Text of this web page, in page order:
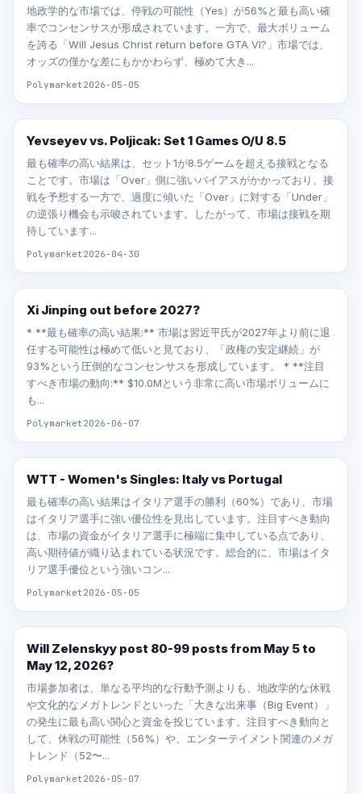
地政学的な市場では、停戦の可能性（Yes）が56%と最も高い確
率でコンセンサスが形成されています。一方で、最大ボリューム
を誇る「Will Jesus Christ return before GTA VI?」市場では、
オッズの僅かな差にもかかわらず、極めて大き...
Polymarket2026-05-05
Yevseyev vs. Poljicak: Set 1 Games O/U 8.5
最も確率の高い結果は、セット1が8.5ゲームを超える接戦となる
ことです。市場は「Over」側に強いバイアスがかかっており、接
戦を予想する一方で、過度に傾いた「Over」に対する「Under」
の逆張り機会も示唆されています。したがって、市場は接戦を期
待しています...
Polymarket2026-04-30
Xi Jinping out before 2027?
* **最も確率の高い結果:** 市場は習近平氏が2027年より前に退
任する可能性は極めて低いと見ており、「政権の安定継続」が
93%という圧倒的なコンセンサスを形成しています。 * **注目
すべき市場の動向:** $10.0Mという非常に高い市場ボリュームに
も...
Polymarket2026-06-07
WTT - Women's Singles: Italy vs Portugal
最も確率の高い結果はイタリア選手の勝利（60%）であり、市場
はイタリア選手に強い優位性を見出しています。注目すべき動向
は、市場の資金がイタリア選手に極端に集中している点であり、
高い期待値が織り込まれている状況です。総合的に、市場はイタ
リア選手優位という強いコン...
Polymarket2026-05-05
Will Zelenskyy post 80-99 posts from May 5 to
May 12, 2026?
市場参加者は、単なる平均的な行動予測よりも、地政学的な休戦
や文化的なメガトレンドといった「大きな出来事（Big Event）」
の発生に最も高い関心と資金を投じています。注目すべき動向と
して、休戦の可能性（56%）や、エンターテイメント関連のメガ
トレンド（52〜...
Polymarket2026-05-07